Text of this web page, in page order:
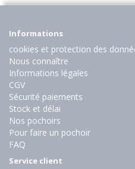
Informations
cookies et protection des
Nous connaître
Informations légales
CGV
Sécurité paiements
Stock et délai
Nos pochoirs
Pour faire un pochoir
FAQ
Service client